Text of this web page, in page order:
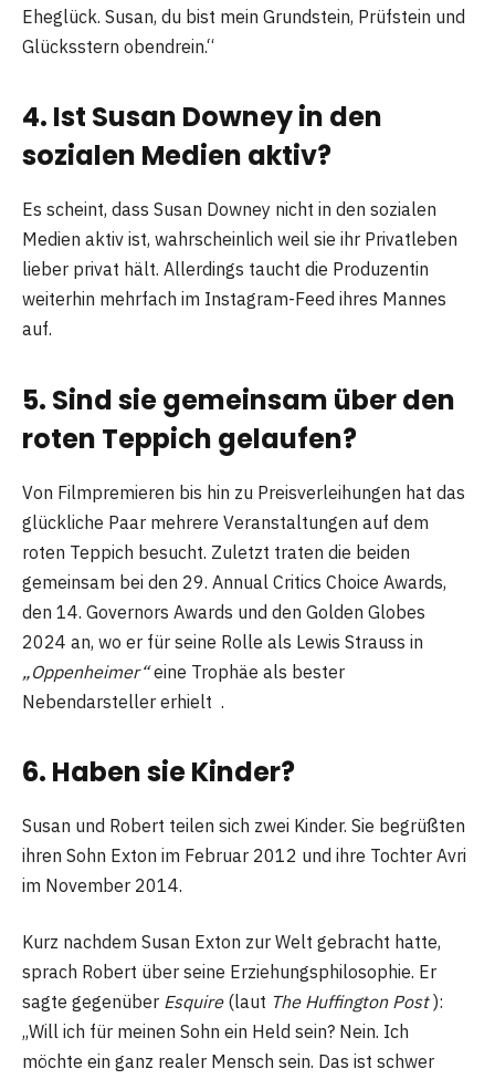
Eheglück. Susan, du bist mein Grundstein, Prüfstein und
Glücksstern obendrein.“
4. Ist Susan Downey in den
sozialen Medien aktiv?
Es scheint, dass Susan Downey nicht in den sozialen
Medien aktiv ist, wahrscheinlich weil sie ihr Privatleben
lieber privat hält. Allerdings taucht die Produzentin
weiterhin mehrfach im Instagram-Feed ihres Mannes
auf.
5. Sind sie gemeinsam über den
roten Teppich gelaufen?
Von Filmpremieren bis hin zu Preisverleihungen hat das
glückliche Paar mehrere Veranstaltungen auf dem
roten Teppich besucht. Zuletzt traten die beiden
gemeinsam bei den 29. Annual Critics Choice Awards,
den 14. Governors Awards und den Golden Globes
2024 an, wo er für seine Rolle als Lewis Strauss in
„Oppenheimer“eine Trophäe als bester
Nebendarsteller erhielt .
6. Haben sie Kinder?
Susan und Robert teilen sich zwei Kinder. Sie begrüßten
ihren Sohn Exton im Februar 2012 und ihre Tochter Avri
im November 2014.
Kurz nachdem Susan Exton zur Welt gebracht hatte,
sprach Robert über seine Erziehungsphilosophie. Er
sagte gegenüber Esquire(laut The Huffington Post):
„Will ich für meinen Sohn ein Held sein? Nein. Ich
möchte ein ganz realer Mensch sein. Das ist schwer